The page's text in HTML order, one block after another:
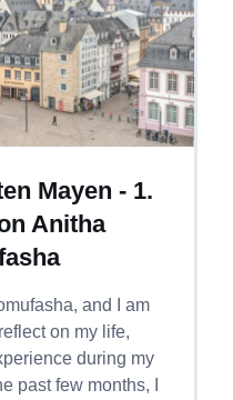
Mayen - 1.
Anitha
and I am
on my life,
during my
past few months, I